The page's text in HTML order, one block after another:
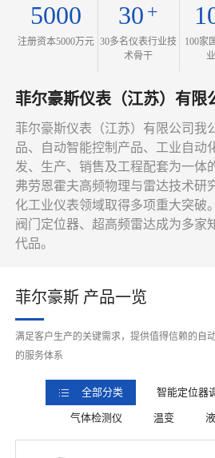
5000
注册资本5000万元
30 +
30多名仪表行业技
术骨干
100家
菲尔豪斯仪表（江苏）有限
菲尔豪斯仪表（江苏）有限公司我
品、自动智能控制产品、工业自动
发、生产、销售及工程配套为一体
弗劳恩霍夫高频物理与雷达技术研
化工业仪表领域取得多项重大突破
阀门定位器、超高频雷达成为多家
代品。
菲尔豪斯 产品一览
满足客户生产的关键需求，提供值得信赖的自
的服务体系
全部分类 智能定位器
气体检测仪 温变